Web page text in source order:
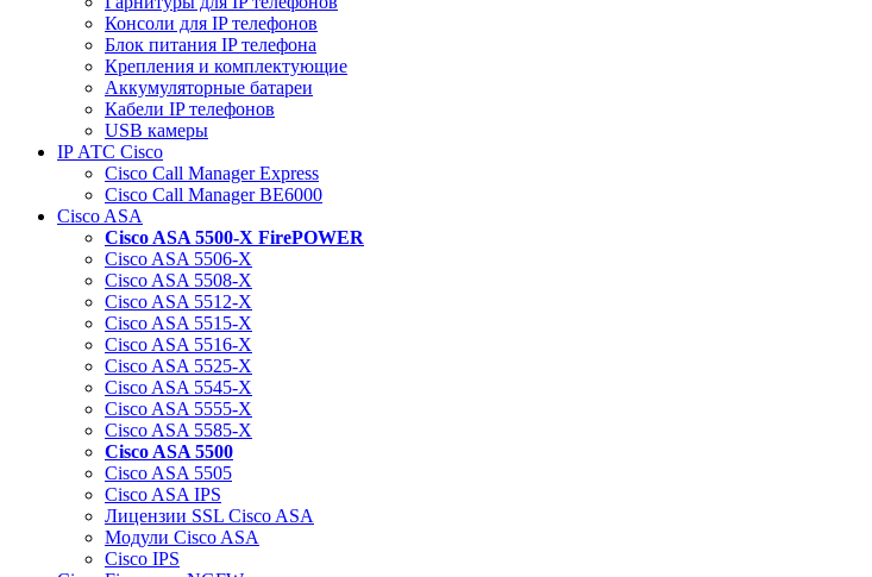
Консоли для IP телефонов
Блок питания IP телефона
Крепления и комплектующие
Аккумуляторные батареи
Кабели IP телефонов
USB камеры
IP АТС Cisco
Cisco Call Manager Express
Cisco Call Manager BE6000
Cisco ASA
Cisco ASA 5500-X FirePOWER
Cisco ASA 5506-X
Cisco ASA 5508-X
Cisco ASA 5512-X
Cisco ASA 5515-X
Cisco ASA 5516-X
Cisco ASA 5525-X
Cisco ASA 5545-X
Cisco ASA 5555-X
Cisco ASA 5585-X
Cisco ASA 5500
Cisco ASA 5505
Cisco ASA IPS
Лицензии SSL Cisco ASA
Модули Cisco ASA
Cisco IPS